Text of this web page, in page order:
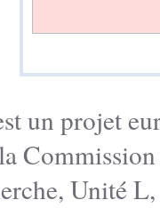
un projet
Unité